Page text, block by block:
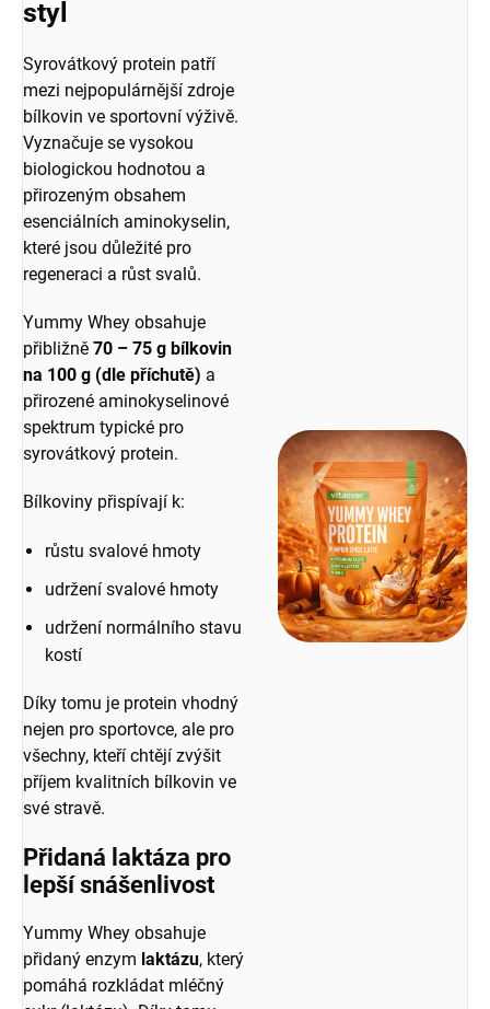
styl
Syrovátkový protein patří
mezi nejpopulárnější zdroje
bílkovin ve sportovní výživě.
Vyznačuje se vysokou
biologickou hodnotou a
přirozeným obsahem
esenciálních aminokyselin,
které jsou důležité pro
regeneraci a růst svalů.
Yummy Whey obsahuje
přibližně 70 – 75 g bílkovin
na 100 g (dle příchutě) a
přirozené aminokyselinové
spektrum typické pro
syrovátkový protein.
Bílkoviny přispívají k:
růstu svalové hmoty
udržení svalové hmoty
udržení normálního stavu
kostí
Díky tomu je protein vhodný
nejen pro sportovce, ale pro
všechny, kteří chtějí zvýšit
příjem kvalitních bílkovin ve
své stravě.
Přidaná laktáza pro
lepší snášenlivost
Yummy Whey obsahuje
přidaný enzym laktázu, který
pomáhá rozkládat mléčný